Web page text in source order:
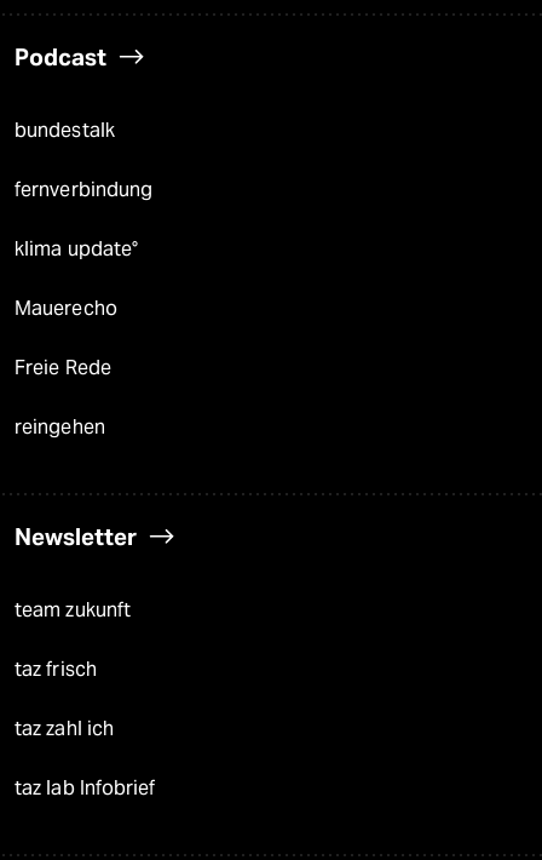
Podcast
bundestalk
fernverbindung
klima update°
Mauerecho
Freie Rede
reingehen
Newsletter
team zukunft
taz frisch
taz zahl ich
taz lab Infobrief